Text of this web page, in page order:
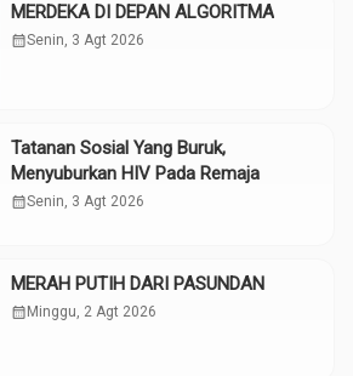
MERDEKA DI DEPAN ALGORITMA
calendar_monthSenin, 3 Agt 2026
Tatanan Sosial Yang Buruk,
Menyuburkan HIV Pada Remaja
calendar_monthSenin, 3 Agt 2026
MERAH PUTIH DARI PASUNDAN
calendar_month Minggu, 2 Agt 2026